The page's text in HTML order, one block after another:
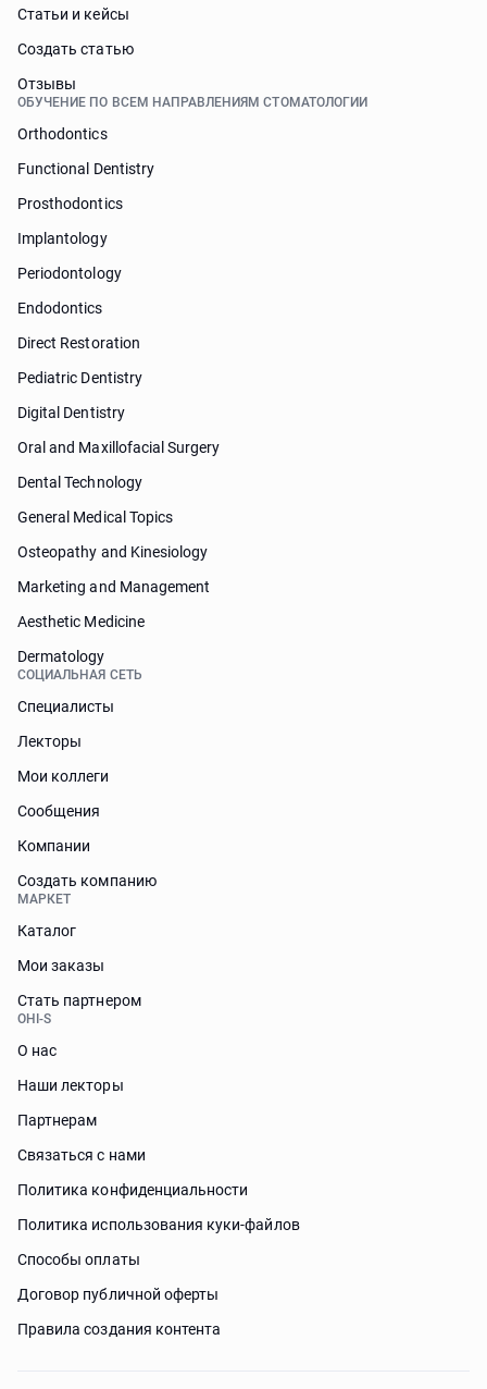
Статьи и кейсы
Cоздать статью
Отзывы
ОБУЧЕНИЕ ПО ВСЕМ НАПРАВЛЕНИЯМ СТОМАТОЛОГИИ
Orthodontics
Functional Dentistry
Prosthodontics
Implantology
Periodontology
Endodontics
Direct Restoration
Pediatric Dentistry
Digital Dentistry
Oral and Maxillofacial Surgery
Dental Technology
General Medical Topics
Osteopathy and Kinesiology
Marketing and Management
Aesthetic Medicine
Dermatology
СОЦИАЛЬНАЯ СЕТЬ
Специалисты
Лекторы
Мои коллеги
Сообщения
Компании
Создать компанию
МАРКЕТ
Каталог
Мои заказы
Стать партнером
OHI-S
О нас
Наши лекторы
Партнерам
Связаться с нами
Политика конфиденциальности
Политика использования куки-файлов
Способы оплаты
Договор публичной оферты
Правила создания контента